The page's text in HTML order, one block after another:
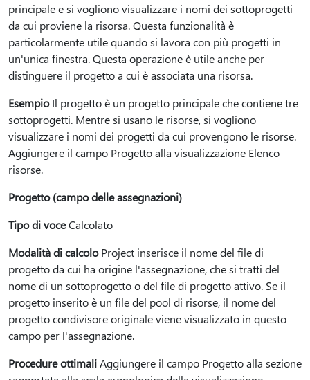
principale e si vogliono visualizzare i nomi dei sottoprogetti
da cui proviene la risorsa. Questa funzionalità è
particolarmente utile quando si lavora con più progetti in
un'unica finestra. Questa operazione è utile anche per
distinguere il progetto a cui è associata una risorsa.
EsempioIl progetto è un progetto principale che contiene tre
sottoprogetti. Mentre si usano le risorse, si vogliono
visualizzare i nomi dei progetti da cui provengono le risorse.
Aggiungere il campo Progetto alla visualizzazione Elenco
risorse.
Progetto (campo delle assegnazioni)
Tipo di voceCalcolato
Modalità di calcoloProject inserisce il nome del file di
progetto da cui ha origine l'assegnazione, che si tratti del
nome di un sottoprogetto o del file di progetto attivo. Se il
progetto inserito è un file del pool di risorse, il nome del
progetto condivisore originale viene visualizzato in questo
campo per l'assegnazione.
Procedure ottimaliAggiungere il campo Progetto alla sezione